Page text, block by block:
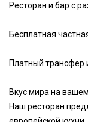
Ресторан и бар с
Бесплатная
Платный трансфер
Вкус мира на
Наш ресторан